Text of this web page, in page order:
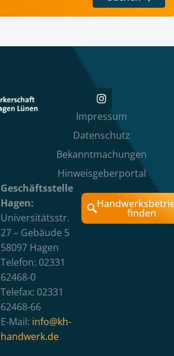
Impressum
Datenschutz
Bekanntmachungen
Hinweisgeberportal
Geschäftsstelle
Hagen:
Universitätsstr.
27 – Gebäude 5
58097 Hagen
Telefon: 02331
62468-0
Telefax: 02331
62468-66
E-Mail: info@kh-
handwerk.de
finden